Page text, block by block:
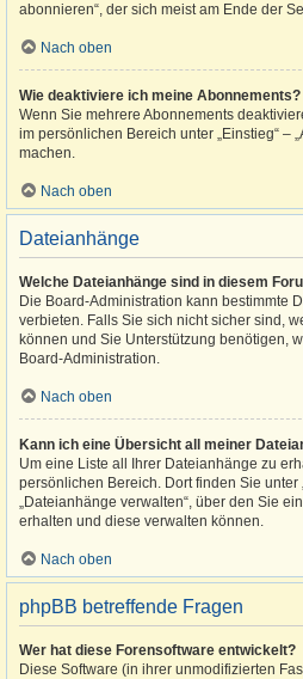
abonnieren“, der sich meist am Ende der
Nach oben
Wie deaktiviere ich meine Abonnements?
Wenn Sie mehrere Abonnements
im persönlichen Bereich unter „Einstieg“ –
machen.
Nach oben
Dateianhänge
Welche Dateianhänge sind in diesem
Die Board-Administration kann bestimmte
verbieten. Falls Sie sich nicht sicher sind,
können und Sie Unterstützung benötigen,
Board-Administration.
Nach oben
Kann ich eine Übersicht all meiner
Um eine Liste all Ihrer Dateianhänge zu
persönlichen Bereich. Dort finden Sie unter
„Dateianhänge verwalten“, über den Sie
erhalten und diese verwalten können.
Nach oben
phpBB betreffende Fragen
Wer hat diese Forensoftware entwickelt?
Diese Software (in ihrer unmodifizierten